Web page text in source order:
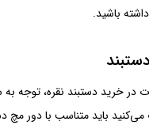
باشید.
در خرید دستبند نقره، توجه به
می‌کنید باید متناسب با دور